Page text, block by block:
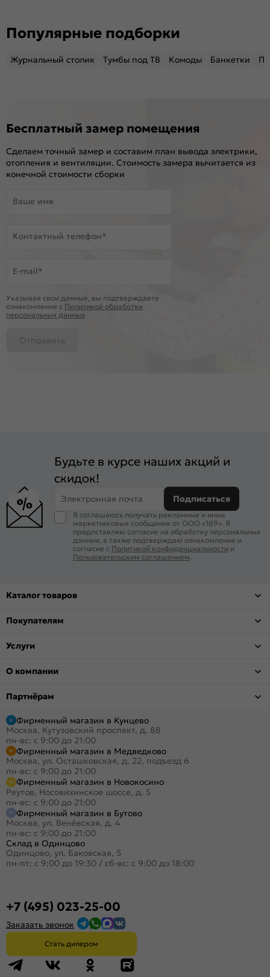
Популярные подборки
Журнальный столик Тумбы под ТВ Комоды Банкетки
Бесплатный замер помещения
Сделаем точный замер и составим план вывода электрики,
отопления и вентиляции. Стоимость замера вычитается из
конечной стоимости сборки
Ваше имя
Контактный телефон*
E-mail*
Указывая свои данные, вы подтверждаете
ознакомление c Политикой обработки
персональных данных
Отправить
Будьте в курсе наших акций и
скидок!
Электронная почта Подписаться
Я соглашаюсь получать рекламные и иные
маркетинговые сообщения от ООО «169». Я
предоставляю согласие на обработку персональных
данных, а также подтверждаю ознакомление и
согласие с Политикой конфиденциальности и
Пользовательским соглашением.
Каталог товаров
Покупателям
Услуги
О компании
Партнёрам
Фирменный магазин в Кунцево
Москва, Кутузовский проспект, д. 88
пн-вс: с 9:00 до 21:00
Фирменный магазин в Медведково
Москва, ул. Осташковская, д. 22, подъезд 6
пн-вс: с 9:00 до 21:00
Фирменный магазин в Новокосино
Реутов, Носовихинское шоссе, д. 5
пн-вс: с 9:00 до 21:00
Фирменный магазин в Бутово
Москва, ул. Венёвская, д. 4
пн-вс: с 9:00 до 21:00
Склад в Одинцово
Одинцово, ул. Баковская, 5
пн-пт: с 9:00 до 19:30 / сб-вс: с 9:00 до 18:00
+7 (495) 023-25-00
Заказать звонок
Стать дилером